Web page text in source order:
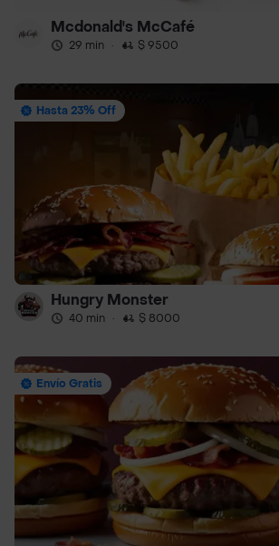
Mcdonald's McCafé
29 min · $ 9500
Hasta 23% Off
Hungry Monster
40 min · $ 8000
Envío Gratis